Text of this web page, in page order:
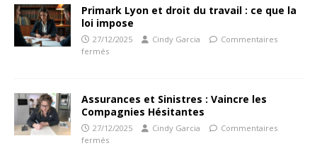
Primark Lyon et droit du travail : ce que la
loi impose
27/12/2025 Cindy Garcia
Commentaires
fermés
Assurances et Sinistres : Vaincre les
Compagnies Hésitantes
27/12/2025 Cindy Garcia
Commentaires
fermés